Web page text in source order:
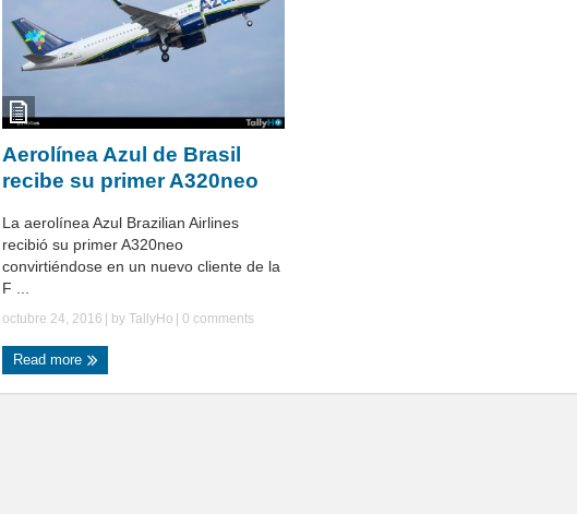
Aerolínea Azul de Brasil
recibe su primer A320neo
La aerolínea Azul Brazilian Airlines
recibió su primer A320neo
convirtiéndose en un nuevo cliente de la
F ...
octubre 24, 2016 | by TallyHo 0 comments
Read more